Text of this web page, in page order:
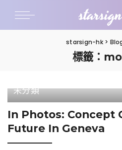
starsign-hk>
標籤：
未分類
In Photos: Concept
Future In Geneva